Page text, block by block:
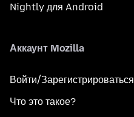
Nightly для Android
Аккаунт Mozilla
Войти/Зарегистрироваться
Что это такое?